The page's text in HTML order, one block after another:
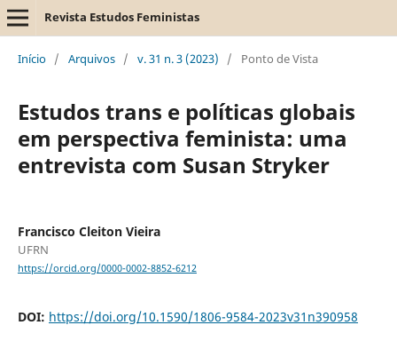
Revista Estudos Feministas
Início / Arquivos / v. 31 n. 3 (2023) / Ponto de Vista
Estudos trans e políticas globais
em perspectiva feminista: uma
entrevista com Susan Stryker
Francisco Cleiton Vieira
UFRN
https://orcid.org/0000-0002-8852-6212
DOI: https://doi.org/10.1590/1806-9584-2023v31n390958